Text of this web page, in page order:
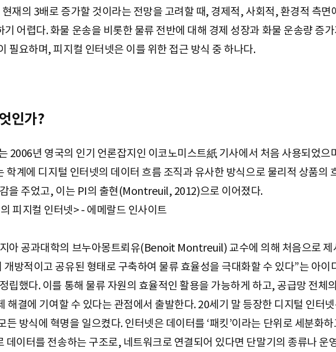
재의 3배로 증가할 것이라는 전망을 고려할 때, 경제적, 사회적, 환경적 측면
어렵다. 화물 운송을 비롯한 물류 전반에 대해 경제 성장과 화물 운송량 증가
필요하며, 피지컬 인터넷은 이를 위한 접근 방식 중 하나다.
인가?
2006년 영국의 인기 언론잡지인 이코노미스트紙 기사에서 처음 사용되었
계에 디지털 인터넷의 데이터 흐름 조직과 유사한 방식으로 물리적 상품의
을 주었고, 이는 PI의 출현(Montreuil, 2012)으로 이어졌다.
피지컬 인터넷> - 에메랄드 인사이트
아 공과대학의 브누아몽트뢰유(Benoit Montreuil) 교수에 의해 처음으로 제
방적이고 공유된 형태로 구축하여 물류 효율성을 극대화할 수 있다”는 아이
립했다. 이를 통해 물류 자원의 효율적인 활용을 가능하게 하고, 공급망 전체
해결에 기여할 수 있다는 관점에서 출발한다. 20세기 말 등장한 디지털 인터
든 방식에 혁명을 일으켰다. 인터넷은 데이터를 ‘패킷’이라는 단위로 세분화
이터를 전송하는 구조로, 네트워크로 연결되어 있다면 단말기의 종류나 운